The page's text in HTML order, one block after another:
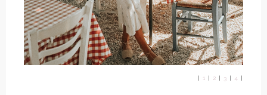
1 2 3 4